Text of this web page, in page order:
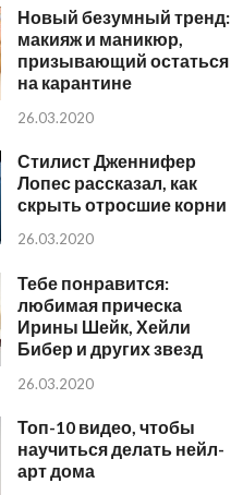
Новый безумный тренд:
макияж и маникюр,
призывающий остаться
на карантине
26.03.2020
Стилист Дженнифер
Лопес рассказал, как
скрыть отросшие корни
26.03.2020
Тебе понравится:
любимая прическа
Ирины Шейк, Хейли
Бибер и других звезд
26.03.2020
Топ-10 видео, чтобы
научиться делать нейл-
арт дома